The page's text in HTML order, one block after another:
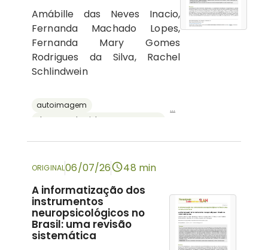
Amábille das Neves Inacio,
Fernanda Machado Lopes,
Fernanda Mary Gomes
Rodrigues da Silva, Rachel
Schlindwein
autoimagem
...
ORIGINAL06/07/26 48 min
A informatização dos
instrumentos
neuropsicológicos no
Brasil: uma revisão
sistemática